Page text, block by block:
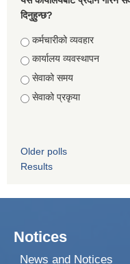
दिनुहुन्छ?
Choices
कर्मचारीको व्यवहार
कार्यालय व्यवस्थापन
सेवाको समय
सेवाको प्रकृया
Older polls
Results
Notices
News and Notices